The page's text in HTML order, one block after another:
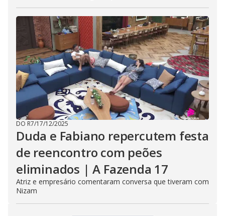
DO R7/17/12/2025
Duda e Fabiano repercutem festa
de reencontro com peões
eliminados | A Fazenda 17
Atriz e empresário comentaram conversa que tiveram com
Nizam